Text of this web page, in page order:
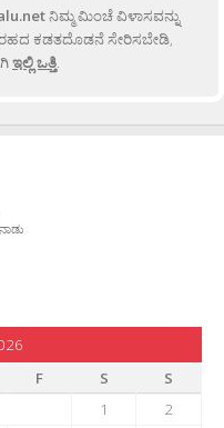
ನಿಮ್ಮ ಮಿಂಚೆ ವಿಳಾಸವನ್ನು
ಬರಹದ ಕಡತದೊಡನೆ ಸೇರಿಸಬೇಡಿ,
ಇಲ್ಲಿ ಒತ್ತಿ.
ನಾಡು
F S
S
1
2